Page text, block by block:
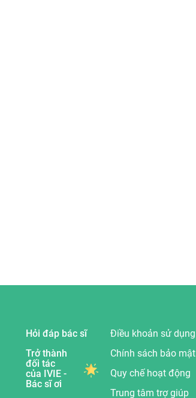
Hỏi đáp bác sĩ
Trở thành
đối tác
của IVIE -
Bác sĩ ơi
Điều khoản sử dụng
Chính sách bảo mật
Quy chế hoạt động
Trung tâm trợ giúp